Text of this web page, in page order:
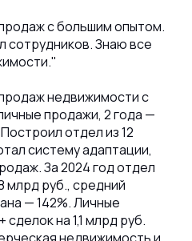
с большим опытом.
сотрудников. Знаю все
недвижимости с
продажи, 2 года —
отдел из 12
систему адаптации,
За 2024 год отдел
млрд руб., средний
— 142%. Личные
на 1,1 млрд руб.